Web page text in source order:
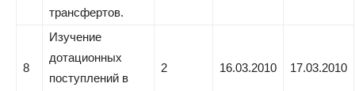
трансфертов.
8
Изучение
дотационных
поступлений в
2 16.03.2010 17.03.2010